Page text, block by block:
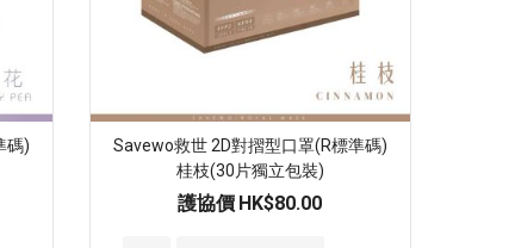
碼)
Savewo救世 2D對摺型口罩(R標準碼)
桂枝(30片獨立包裝)
護協價 HK$80.00